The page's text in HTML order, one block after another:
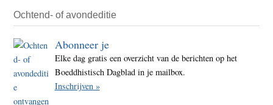
Ochtend- of avondeditie
Abonneer je
Elke dag gratis een overzicht van de berichten op het
Boeddhistisch Dagblad in je mailbox.
Inschrijven »